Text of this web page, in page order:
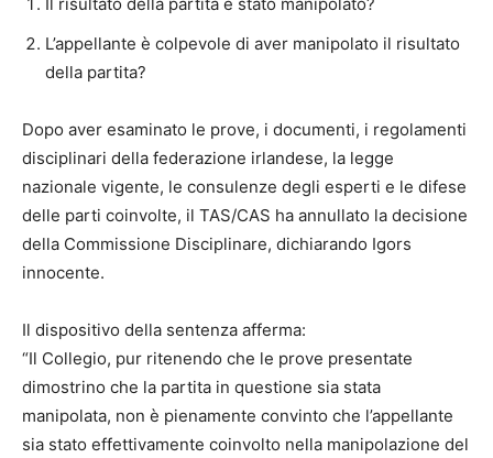
L’appellante è colpevole di aver manipolato il risultato
della partita?
Dopo aver esaminato le prove, i documenti, i regolamenti
disciplinari della federazione irlandese, la legge
nazionale vigente, le consulenze degli esperti e le difese
delle parti coinvolte, il TAS/CAS ha annullato la decisione
della Commissione Disciplinare, dichiarando Igors
innocente.
Il dispositivo della sentenza afferma:
“Il Collegio, pur ritenendo che le prove presentate
dimostrino che la partita in questione sia stata
manipolata, non è pienamente convinto che l’appellante
sia stato effettivamente coinvolto nella manipolazione del